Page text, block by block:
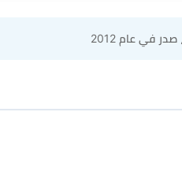
، صدر في عام 2012